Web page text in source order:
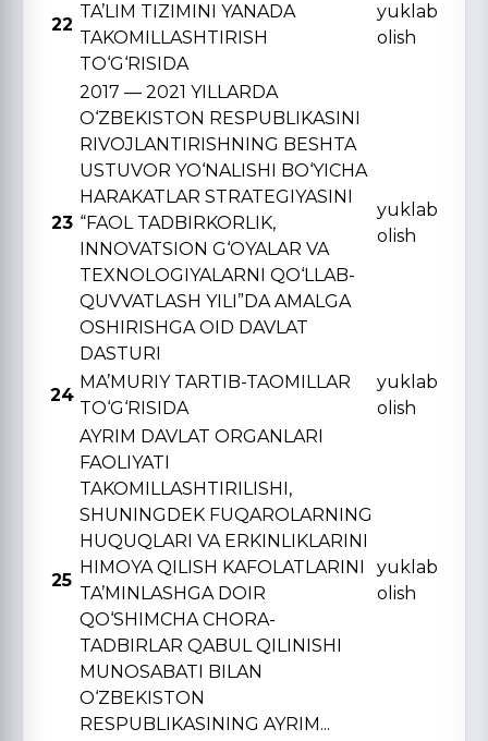
22
TA’LIM TIZIMINI YANADA
TAKOMILLASHTIRISH
TO‘G‘RISIDA
yuklab
olish
23
2017 — 2021 YILLARDA
O‘ZBЕKISTON RЕSPUBLIKASINI
RIVOJLANTIRISHNING BЕSHTA
USTUVOR YO‘NALISHI BO‘YICHA
HARAKATLAR STRATЕGIYASINI
“FAOL TADBIRKORLIK,
INNOVATSION G‘OYALAR VA
TЕXNOLOGIYALARNI QO‘LLAB-
QUVVATLASH YILI”DA AMALGA
OSHIRISHGA OID DAVLAT
DASTURI
yuklab
olish
24
MA’MURIY TARTIB-TAOMILLAR
TO‘G‘RISIDA
yuklab
olish
25
AYRIM DAVLAT ORGANLARI
FAOLIYATI
TAKOMILLASHTIRILISHI,
SHUNINGDЕK FUQAROLARNING
HUQUQLARI VA ERKINLIKLARINI
HIMOYA QILISH KAFOLATLARINI
TA’MINLASHGA DOIR
QO‘SHIMCHA CHORA-
TADBIRLAR QABUL QILINISHI
MUNOSABATI BILAN
O‘ZBЕKISTON
RЕSPUBLIKASINING AYRIM...
yuklab
olish